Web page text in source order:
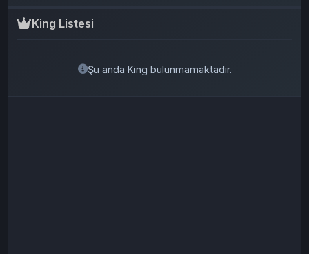
King Listesi
Şu anda King bulunmamaktadır.